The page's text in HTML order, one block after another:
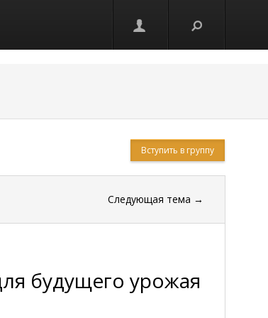
Вступить в группу
Следующая тема →
будущего урожая